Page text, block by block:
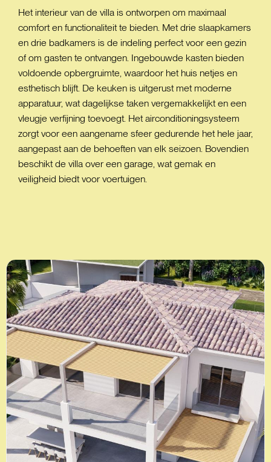
Het interieur van de villa is ontworpen om maximaal
comfort en functionaliteit te bieden. Met drie slaapkamers
en drie badkamers is de indeling perfect voor een gezin
of om gasten te ontvangen. Ingebouwde kasten bieden
voldoende opbergruimte, waardoor het huis netjes en
esthetisch blijft. De keuken is uitgerust met moderne
apparatuur, wat dagelijkse taken vergemakkelijkt en een
vleugje verfijning toevoegt. Het airconditioningsysteem
zorgt voor een aangename sfeer gedurende het hele jaar,
aangepast aan de behoeften van elk seizoen. Bovendien
beschikt de villa over een garage, wat gemak en
veiligheid biedt voor voertuigen.